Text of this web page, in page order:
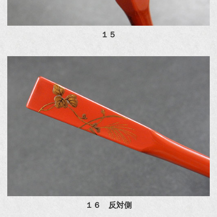
１５
１６ 反対側